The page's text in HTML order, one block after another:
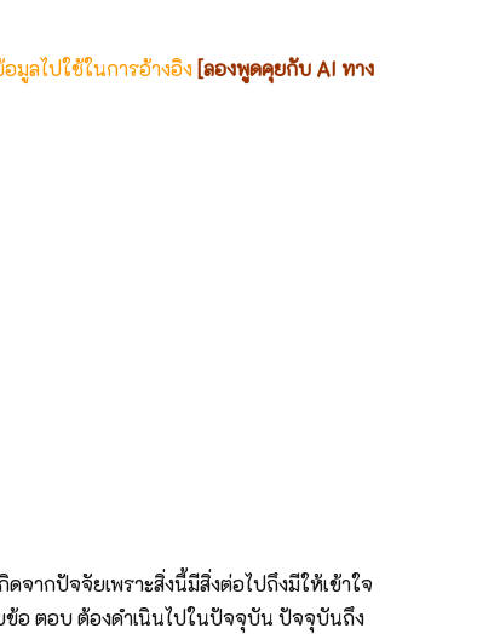
มูลไปใช้ในการอ้างอิง [ลองพูดคุยกับ AI ทาง
จากปัจจัยเพราะสิ่งนี้มีสิ่งต่อไปถึงมีให้เข้าใจ
อ ตอบ ต้องดำเนินไปในปัจจุบัน ปัจจุบันถึง